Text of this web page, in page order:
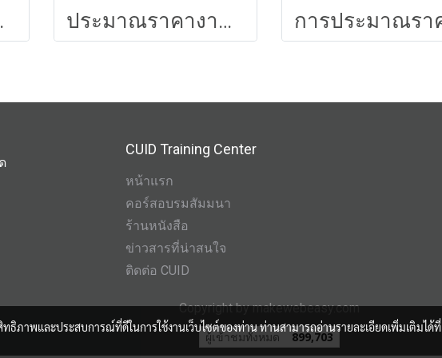
าคาร ประมาณราคางานก่อสร้างอาคาร31
CUID Training Center
หน้าแรก
คอร์สอบรมสัมมนา
ร้านหนังสือ
ข่าวสารที่น่าสนใจ
ติดต่อ CUID
Copyright by makewebeasy.com
ผู้เข้าชมทั้งหมด
899,703
ทธิภาพและประสบการณ์ที่ดีในการใช้งานเว็บไซต์ของท่าน ท่านสามารถอ่านรายละเอียดเพิ่มเติมได้ที่